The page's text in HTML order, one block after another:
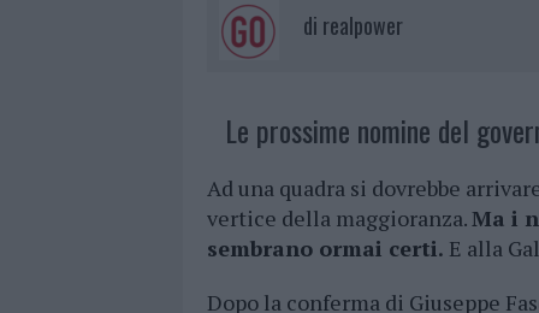
di realpower
Le prossime nomine del
Ad una quadra si dovrebbe
vertice della maggioranza.Ma i
sembrano ormai certi. E alla
Dopo la conferma di Giuseppe